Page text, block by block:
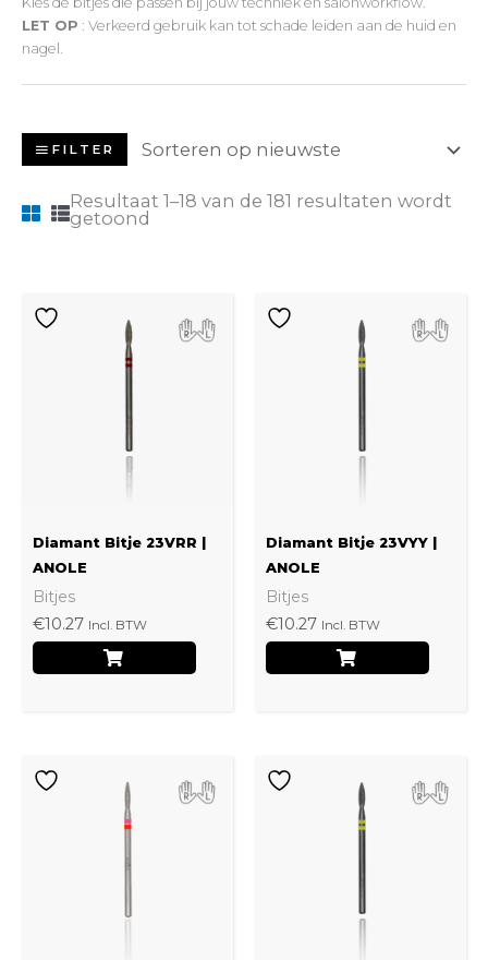
LET OP : Verkeerd gebruik kan tot schade leiden aan de huid en
nagel.
FILTER
Resultaat 1–18 van de 181 resultaten wordt
getoond
Diamant Bitje 23VRR |
ANOLE
Bitjes
€10.27 Incl. BTW
Diamant Bitje 23VYY |
ANOLE
Bitjes
€10.27 Incl. BTW
product